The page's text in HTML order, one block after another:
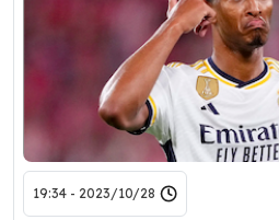
2023/10/28 - 19:34